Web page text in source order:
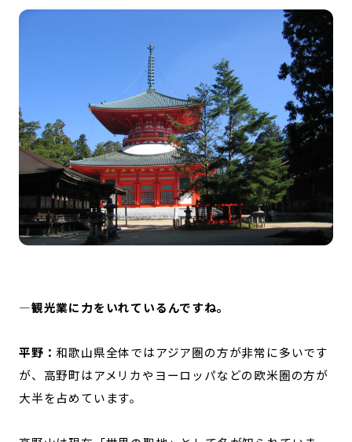
—観光業に力をいれているんですね。
平野：和歌山県全体ではアジア圏の方が非常に多いです
が、高野町はアメリカやヨーロッパなどの欧米圏の方が
大半を占めています。